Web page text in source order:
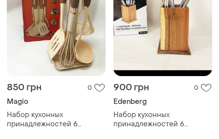
850 грн 0
Magio
Набор кухонных
принадлежностей 6
900 грн 0
Edenberg
Набор кухонных
принадлежностей 6